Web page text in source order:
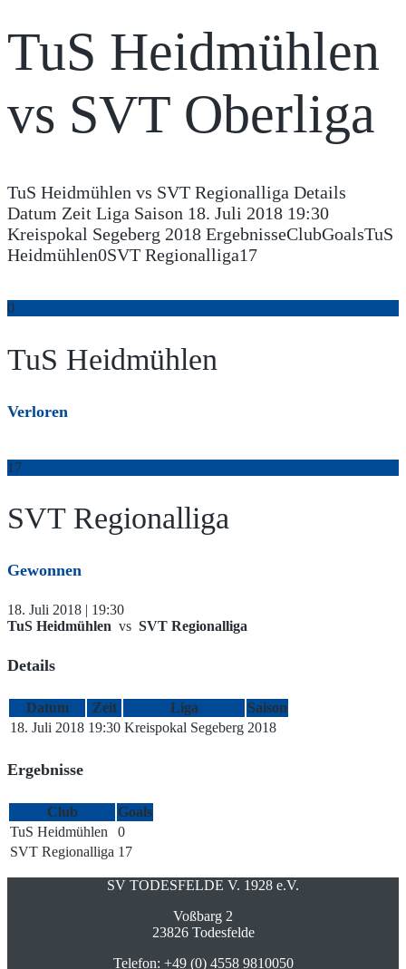
TuS Heidmühlen
vs SVT Oberliga
TuS Heidmühlen vs SVT Regionalliga Details
Datum Zeit Liga Saison 18. Juli 2018 19:30
Kreispokal Segeberg 2018 ErgebnisseClubGoalsTuS
Heidmühlen0SVT Regionalliga17
0
TuS Heidmühlen
Verloren
17
SVT Regionalliga
Gewonnen
18. Juli 2018 | 19:30
TuS Heidmühlen vs SVT Regionalliga
Details
Datum Zeit Liga
Saison
18. Juli 2018 19:30 Kreispokal Segeberg 2018
Ergebnisse
Club
Goals
TuS Heidmühlen
0
SVT Regionalliga 17
SV TODESFELDE V. 1928 e.V.
Voßbarg 2
23826 Todesfelde
Telefon: +49 (0) 4558 9810050